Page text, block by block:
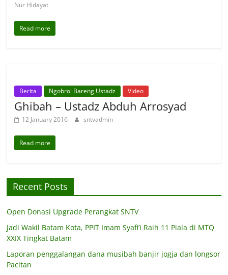
Nur Hidayat
Read more
Berita Ngobrol Bareng Ustadz Video
Ghibah – Ustadz Abduh Arrosyad
12 January 2016 sntvadmin
Read more
Recent Posts
Open Donasi Upgrade Perangkat SNTV
Jadi Wakil Batam Kota, PPIT Imam Syafi’i Raih 11 Piala di MTQ
XXIX Tingkat Batam
Laporan penggalangan dana musibah banjir jogja dan longsor
Pacitan